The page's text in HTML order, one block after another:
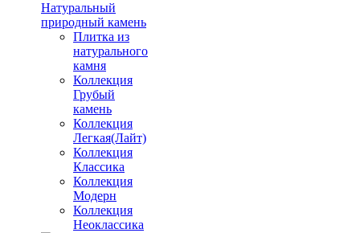
Натуральный
природный камень
Плитка из
натурального
камня
Коллекция
Грубый
камень
Коллекция
Легкая(Лайт)
Коллекция
Классика
Коллекция
Модерн
Коллекция
Неоклассика